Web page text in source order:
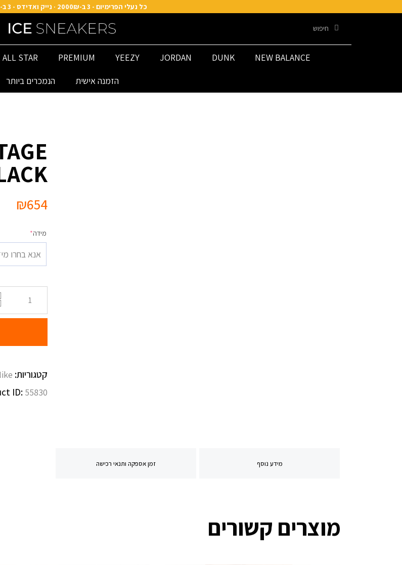
כל נעלי הפרימיום - 3 ב-2000₪ · נייק ואדידס - 3 ב-1200₪
NEW BALANCE
DUNK
JORDAN
YEEZY
PREMIUM
STAR
הזמנה אישית
הנמכרים ביותר
₪654
מידה*
אנא בחרו
קטגוריות:
ID: 55830
מידע נוסף זמן אספקה ותנאי רכישה
מוצרים קשורים